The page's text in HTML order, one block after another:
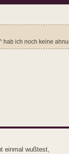
hab ich noch keine
einmal wußtest,